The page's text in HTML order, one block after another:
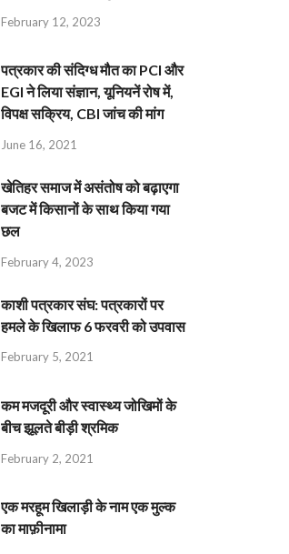
February 12, 2023
पत्रकार की संदिग्ध मौत का PCI और
EGI ने लिया संज्ञान, यूनियनें रोष में,
विपक्ष सक्रिय, CBI जांच की मांग
June 16, 2021
खेतिहर समाज में असंतोष को बढ़ाएगा
बजट में किसानों के साथ किया गया
छल
February 4, 2023
काशी पत्रकार संघ: पत्रकारों पर
हमले के खिलाफ 6 फरवरी को उपवास
February 5, 2021
कम मजदूरी और स्वास्थ्य जोखिमों के
बीच झूलते बीड़ी श्रमिक
February 2, 2021
एक मरहूम खिलाड़ी के नाम एक मुल्क
का माफ़ीनामा